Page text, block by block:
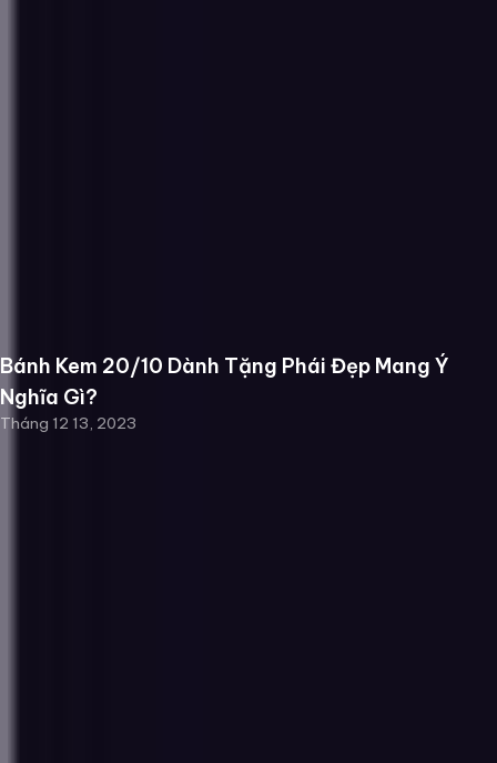
Bánh Kem 20/10 Dành Tặng Phái Đẹp Mang Ý
Nghĩa Gì?
Tháng 12 13, 2023